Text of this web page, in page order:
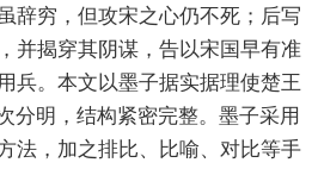
辞穷，但攻宋之心仍不死；后写
并揭穿其阴谋，告以宋国早有准
兵。本文以墨子据实据理使楚王
分明，结构紧密完整。墨子采用
法，加之排比、比喻、对比等手